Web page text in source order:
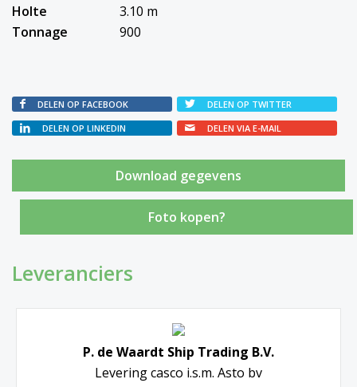
Holte
3.10 m
Tonnage
900
DELEN OP FACEBOOK
DELEN OP TWITTER
DELEN OP LINKEDIN
DELEN VIA E-MAIL
Foto kopen?
Leveranciers
P. de Waardt Ship Trading B.V.
Levering casco i.s.m. Asto bv